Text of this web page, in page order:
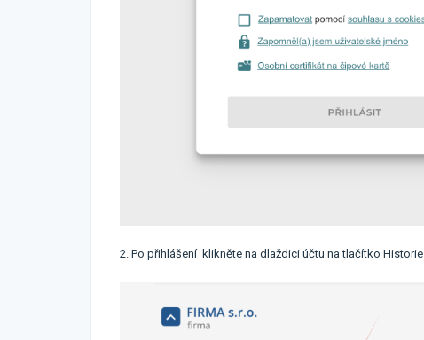
2. Po přihlášení klikněte na dlaždici účtu na tlačítko Historie.